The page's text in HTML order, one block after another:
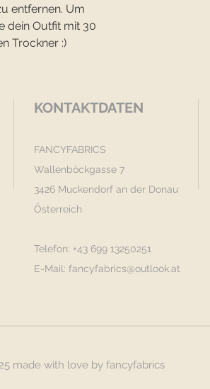
entfernen. Um
dein Outfit mit 30
Trockner :)
made with love by fancyfabrics
KONTAKTDATEN
FANCYFABRICS
Wallenböckgasse 7
3426 Muckendorf an der Donau
Österreich
Telefon: +43 699 13250251
E-Mail: fancyfabrics@outlook.at